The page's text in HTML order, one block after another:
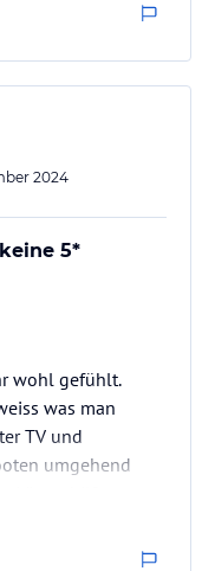
2024
5*
wohl gefühlt.
was man
TV und
umgehend
steilen